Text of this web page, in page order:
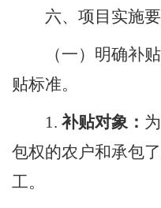
六、项目实施
（一）明确补
贴标准。
1. 补贴对象：
包权的农户和承包
工。